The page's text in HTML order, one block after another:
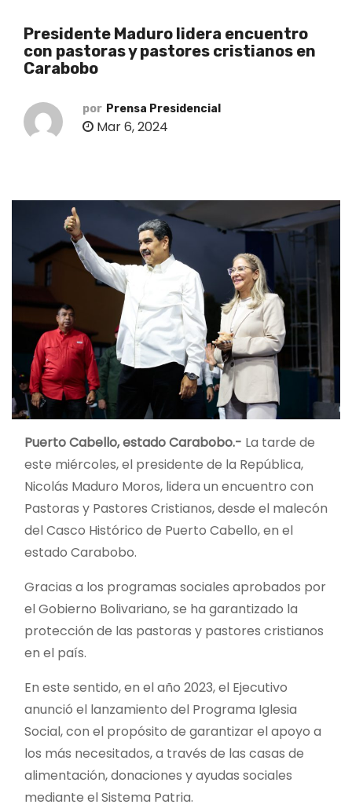
Presidente Maduro lidera encuentro
con pastoras y pastores cristianos en
Carabobo
por Prensa Presidencial
Mar 6, 2024
Puerto Cabello, estado Carabobo.- La tarde de
este miércoles, el presidente de la República,
Nicolás Maduro Moros, lidera un encuentro con
Pastoras y Pastores Cristianos, desde el malecón
del Casco Histórico de Puerto Cabello, en el
estado Carabobo.
Gracias a los programas sociales aprobados por
el Gobierno Bolivariano, se ha garantizado la
protección de las pastoras y pastores cristianos
en el país.
En este sentido, en el año 2023, el Ejecutivo
anunció el lanzamiento del Programa Iglesia
Social, con el propósito de garantizar el apoyo a
los más necesitados, a través de las casas de
alimentación, donaciones y ayudas sociales
mediante el Sistema Patria.